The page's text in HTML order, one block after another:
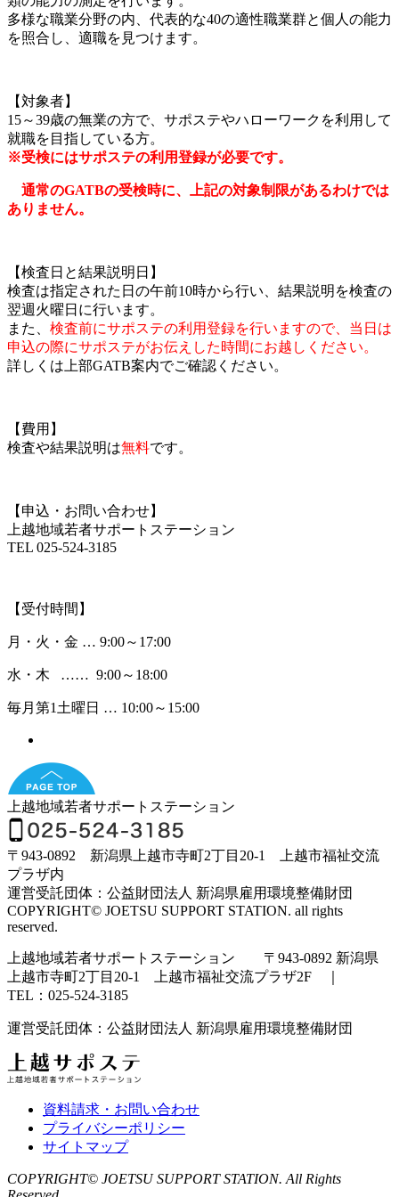
多様な職業分野の内、代表的な40の適性職業群と個人の能力
を照合し、適職を見つけます。
【対象者】
15～39歳の無業の方で、サポステやハローワークを利用して
就職を目指している方。
※受検にはサポステの利用登録が必要です。
通常のGATBの受検時に、上記の対象制限があるわけでは
ありません。
【検査日と結果説明日】
検査は指定された日の午前10時から行い、結果説明を検査の
翌週火曜日に行います。
また、 検査前にサポステの利用登録を行いますので、当日は
申込の際にサポステがお伝えした時間にお越しください。
詳しくは上部GATB案内でご確認ください。
【費用】
検査や結果説明は無料です。
【申込・お問い合わせ】
上越地域若者サポートステーション
TEL 025-524-3185
【受付時間】
月・火・金 … 9:00～17:00
水・木 …… 9:00～18:00
毎月第1土曜日 … 10:00～15:00
上越地域若者サポートステーション
〒943-0892 新潟県上越市寺町2丁目20-1 上越市福祉交流
プラザ内
運営受託団体：公益財団法人 新潟県雇用環境整備財団
COPYRIGHT© JOETSU SUPPORT STATION. all rights
reserved.
上越地域若者サポートステーション 〒943-0892 新潟県
上越市寺町2丁目20-1 上越市福祉交流プラザ2F ｜
TEL：025-524-3185
運営受託団体：公益財団法人 新潟県雇用環境整備財団
資料請求・お問い合わせ
プライバシーポリシー
サイトマップ
COPYRIGHT© JOETSU SUPPORT STATION. All Rights